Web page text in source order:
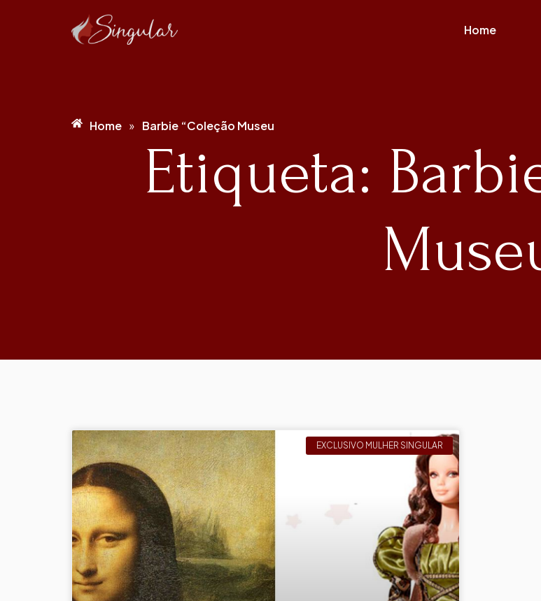
Home
Home » Barbie “Coleção Museu
Etiqueta:
EXCLUSIVO MULHER SINGULAR